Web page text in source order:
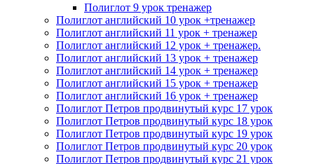
Полиглот 9 урок тренажер
Полиглот английский 10 урок +тренажер
Полиглот английский 11 урок + тренажер
Полиглот английский 12 урок + тренажер.
Полиглот английский 13 урок + тренажер
Полиглот английский 14 урок + тренажер
Полиглот английский 15 урок + тренажер
Полиглот английский 16 урок + тренажер
Полиглот Петров продвинутый курс 17 урок
Полиглот Петров продвинутый курс 18 урок
Полиглот Петров продвинутый курс 19 урок
Полиглот Петров продвинутый курс 20 урок
Полиглот Петров продвинутый курс 21 урок